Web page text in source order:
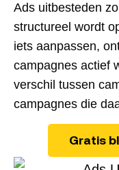
Ads uitbesteden
structureel wordt
iets aanpassen,
campagnes actief
verschil tussen
campagnes die
Gratis